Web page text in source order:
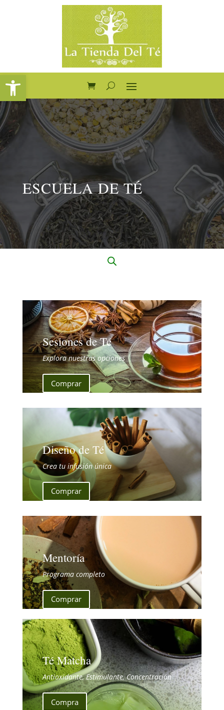
Abrir barra de herramientas
ESCUELA DE TÉ
Sesiones de Té
Explora nuestras opciones
Comprar
Diseño de Té
Crea tu infusión única
Comprar
Mentoría
Programa completo
Comprar
Té Matcha
Antioxidante, Estimulante, Concentración
Compra